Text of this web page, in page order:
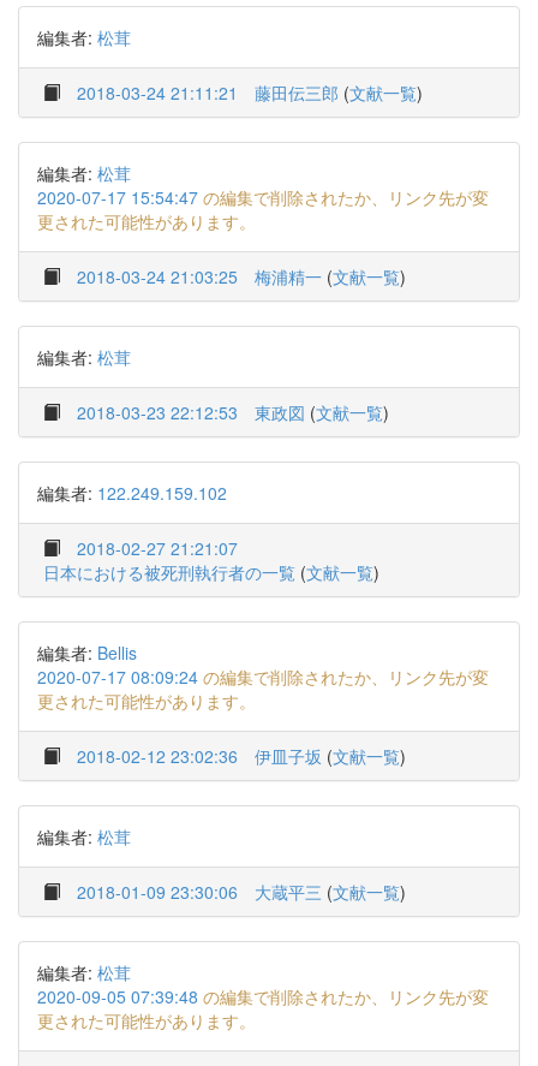
編集者: 松茸
2018-03-24 21:11:21 藤田伝三郎 (文献一覧)
編集者: 松茸
2020-07-17 15:54:47 の編集で削除されたか、リンク先が変
更された可能性があります。
2018-03-24 21:03:25 梅浦精一 (文献一覧)
編集者: 松茸
2018-03-23 22:12:53 東政図 (文献一覧)
編集者: 122.249.159.102
2018-02-27 21:21:07
日本における被死刑執行者の一覧 (文献一覧)
編集者: Bellis
2020-07-17 08:09:24 の編集で削除されたか、リンク先が変
更された可能性があります。
2018-02-12 23:02:36 伊皿子坂 (文献一覧)
編集者: 松茸
2018-01-09 23:30:06 大蔵平三 (文献一覧)
編集者: 松茸
2020-09-05 07:39:48 の編集で削除されたか、リンク先が変
更された可能性があります。